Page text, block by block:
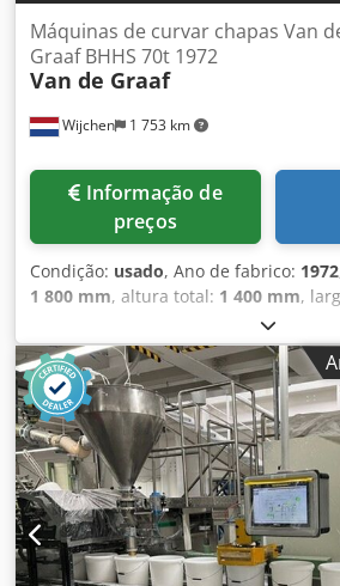
Wijchen 1 753 km
Máquinas de curvar chapas Van
Graaf BHHS 70t 1972
Van de Graaf
preços
Condição: usado, Ano de fabrico: 1972
1 800 mm, altura total: 1 400 mm,
Cor: Verde Peso em vazio: 2.000 kg
Ano de fabricação: 1972 -
Certificado CE: Não - Controlo:
de transporte: 1800 mm x 2250 mm x
Peso de transporte [kg]: 2000 kg
Embalagens de transporte [unidades]:
financeiras IVA: O preço indicado não
IVA/Regime de diferenciação: IVA
Entrega e aceitação de equipamentos
qualquer momento, para todos os
industrial. Lukas van Rossum